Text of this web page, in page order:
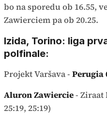
bo na sporedu ob 16.55,
Zawierciem pa ob 20.25.
Izida, Torino: liga
polfinale:
Projekt Varšava - Perugia
Aluron Zawiercie- Ziraat
25:19, 25:19)